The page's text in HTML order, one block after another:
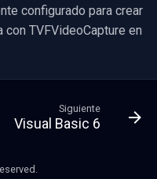
configurado para crear
TVFVideoCapture en
Siguiente
Visual Basic 6